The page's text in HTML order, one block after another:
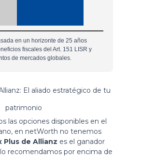
en un horizonte de 25 años
fiscales del Art. 151 LISR y
de mercados globales.
El aliado estratégico de tu
patrimonio
las opciones disponibles en el
en netWorth no tenemos
Plus de Allianz es el ganador
recomendamos por encima de